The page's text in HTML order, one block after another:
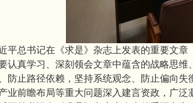
平总书记在《求是》杂志上发表的重要文
认真学习、深刻领会文章中蕴含的战略思
防止路径依赖，坚持系统观念、防止偏向
业前瞻布局等重大问题深入建言资政，广泛